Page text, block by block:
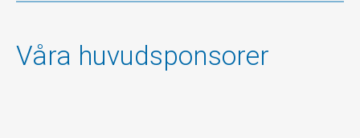
Våra huvudsponsorer